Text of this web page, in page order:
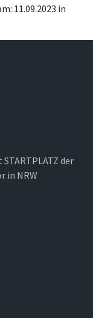
11.09.2023 in
der
in NRW